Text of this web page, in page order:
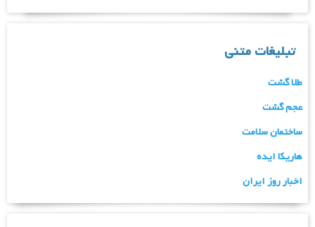
تبلیغات متنی
طلا گشت
عجم گشت
ساختمان سلامت
هاریکا ایده
اخبار روز ایران